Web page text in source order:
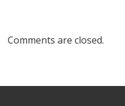
Comments are closed.